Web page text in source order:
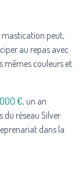
mastication peut,
au repas avec
mêmes couleurs et
000 €, un an
du réseau Silver
dans la